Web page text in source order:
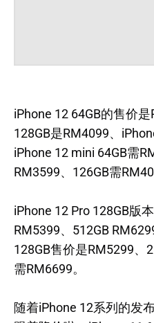
iPhone 12 64GB的售价
128GB是RM4099、
iPhone 12 mini 64GB需
RM3599、126GB需
iPhone 12 Pro 128GB版
RM5399、512GB
128GB售价是RM5299、
需RM6699。
随着iPhone 12系列的发